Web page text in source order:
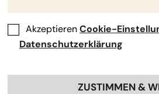
AkzeptierenCookie-
Datenschutzerklärung
ZUSTIMMEN &